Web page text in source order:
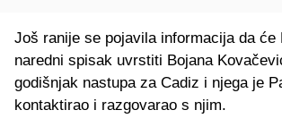
Još ranije se pojavila informacija da će
naredni spisak uvrstiti Bojana
godišnjak nastupa za Cadiz i njega je
kontaktirao i razgovarao s njim.